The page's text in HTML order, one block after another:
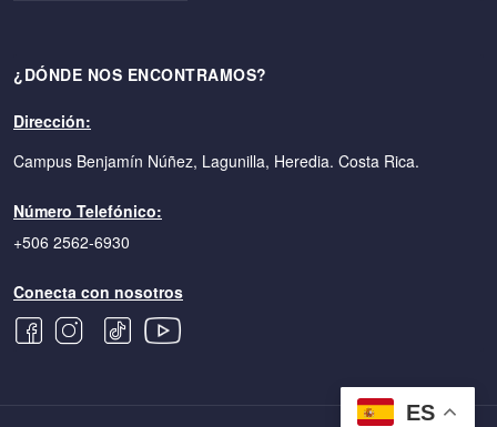
ES
¿DÓNDE NOS ENCONTRAMOS?
Dirección:
Campus Benjamín Núñez, Lagunilla, Heredia. Costa Rica.
Número Telefónico:
+506 2562-6930
Conecta con nosotros